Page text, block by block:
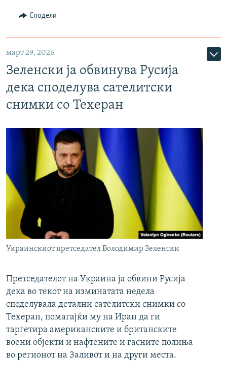
Сподели
март 29, 2026
Зеленски ја обвинува Русија
дека споделува сателитски
снимки со Техеран
Украинскиот претседател Володимир Зеленски
Претседателот на Украина ја обвини Русија
дека во текот на изминатата недела
споделувала детални сателитски снимки со
Техеран, помагајќи му на Иран да ги
таргетира американските и британските
воени објекти и нафтените и гасните полиња
во регионот на Заливот и на други места.